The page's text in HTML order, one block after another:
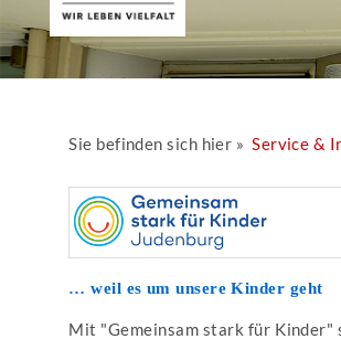
Sie befinden sich hier »Service &
… weil es um unsere Kinder geht
Mit "Gemeinsam stark für Kinder"